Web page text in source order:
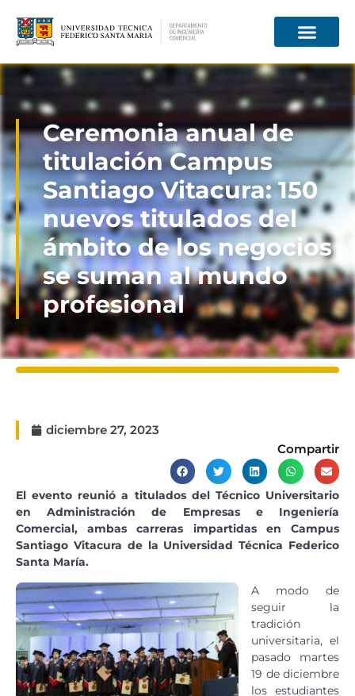
Información para
Ceremonia anual de
titulación Campus
Santiago Vitacura: 150
nuevos titulados del
ámbito de los negocios
se suman al mundo
profesional
diciembre 27, 2023
Compartir
El evento reunió a titulados del Técnico Universitario
en Administración de Empresas e Ingeniería
Comercial, ambas carreras impartidas en Campus
Santiago Vitacura de la Universidad Técnica Federico
Santa María.
A modo de
seguir la
tradición
universitaria, el
pasado martes
19 de diciembre
los estudiantes